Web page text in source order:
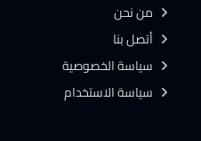
من نحن
أتصل بنا
سياسة الخصوصية
سياسة الاستخدام